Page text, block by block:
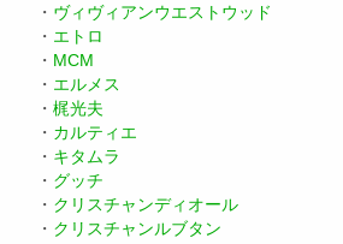
・ ヴィヴィアンウエストウッド
・ エトロ
・ MCM
・ エルメス
・ 梶光夫
・ カルティエ
・ キタムラ
・ グッチ
・ クリスチャンディオール
・ クリスチャンルブタン